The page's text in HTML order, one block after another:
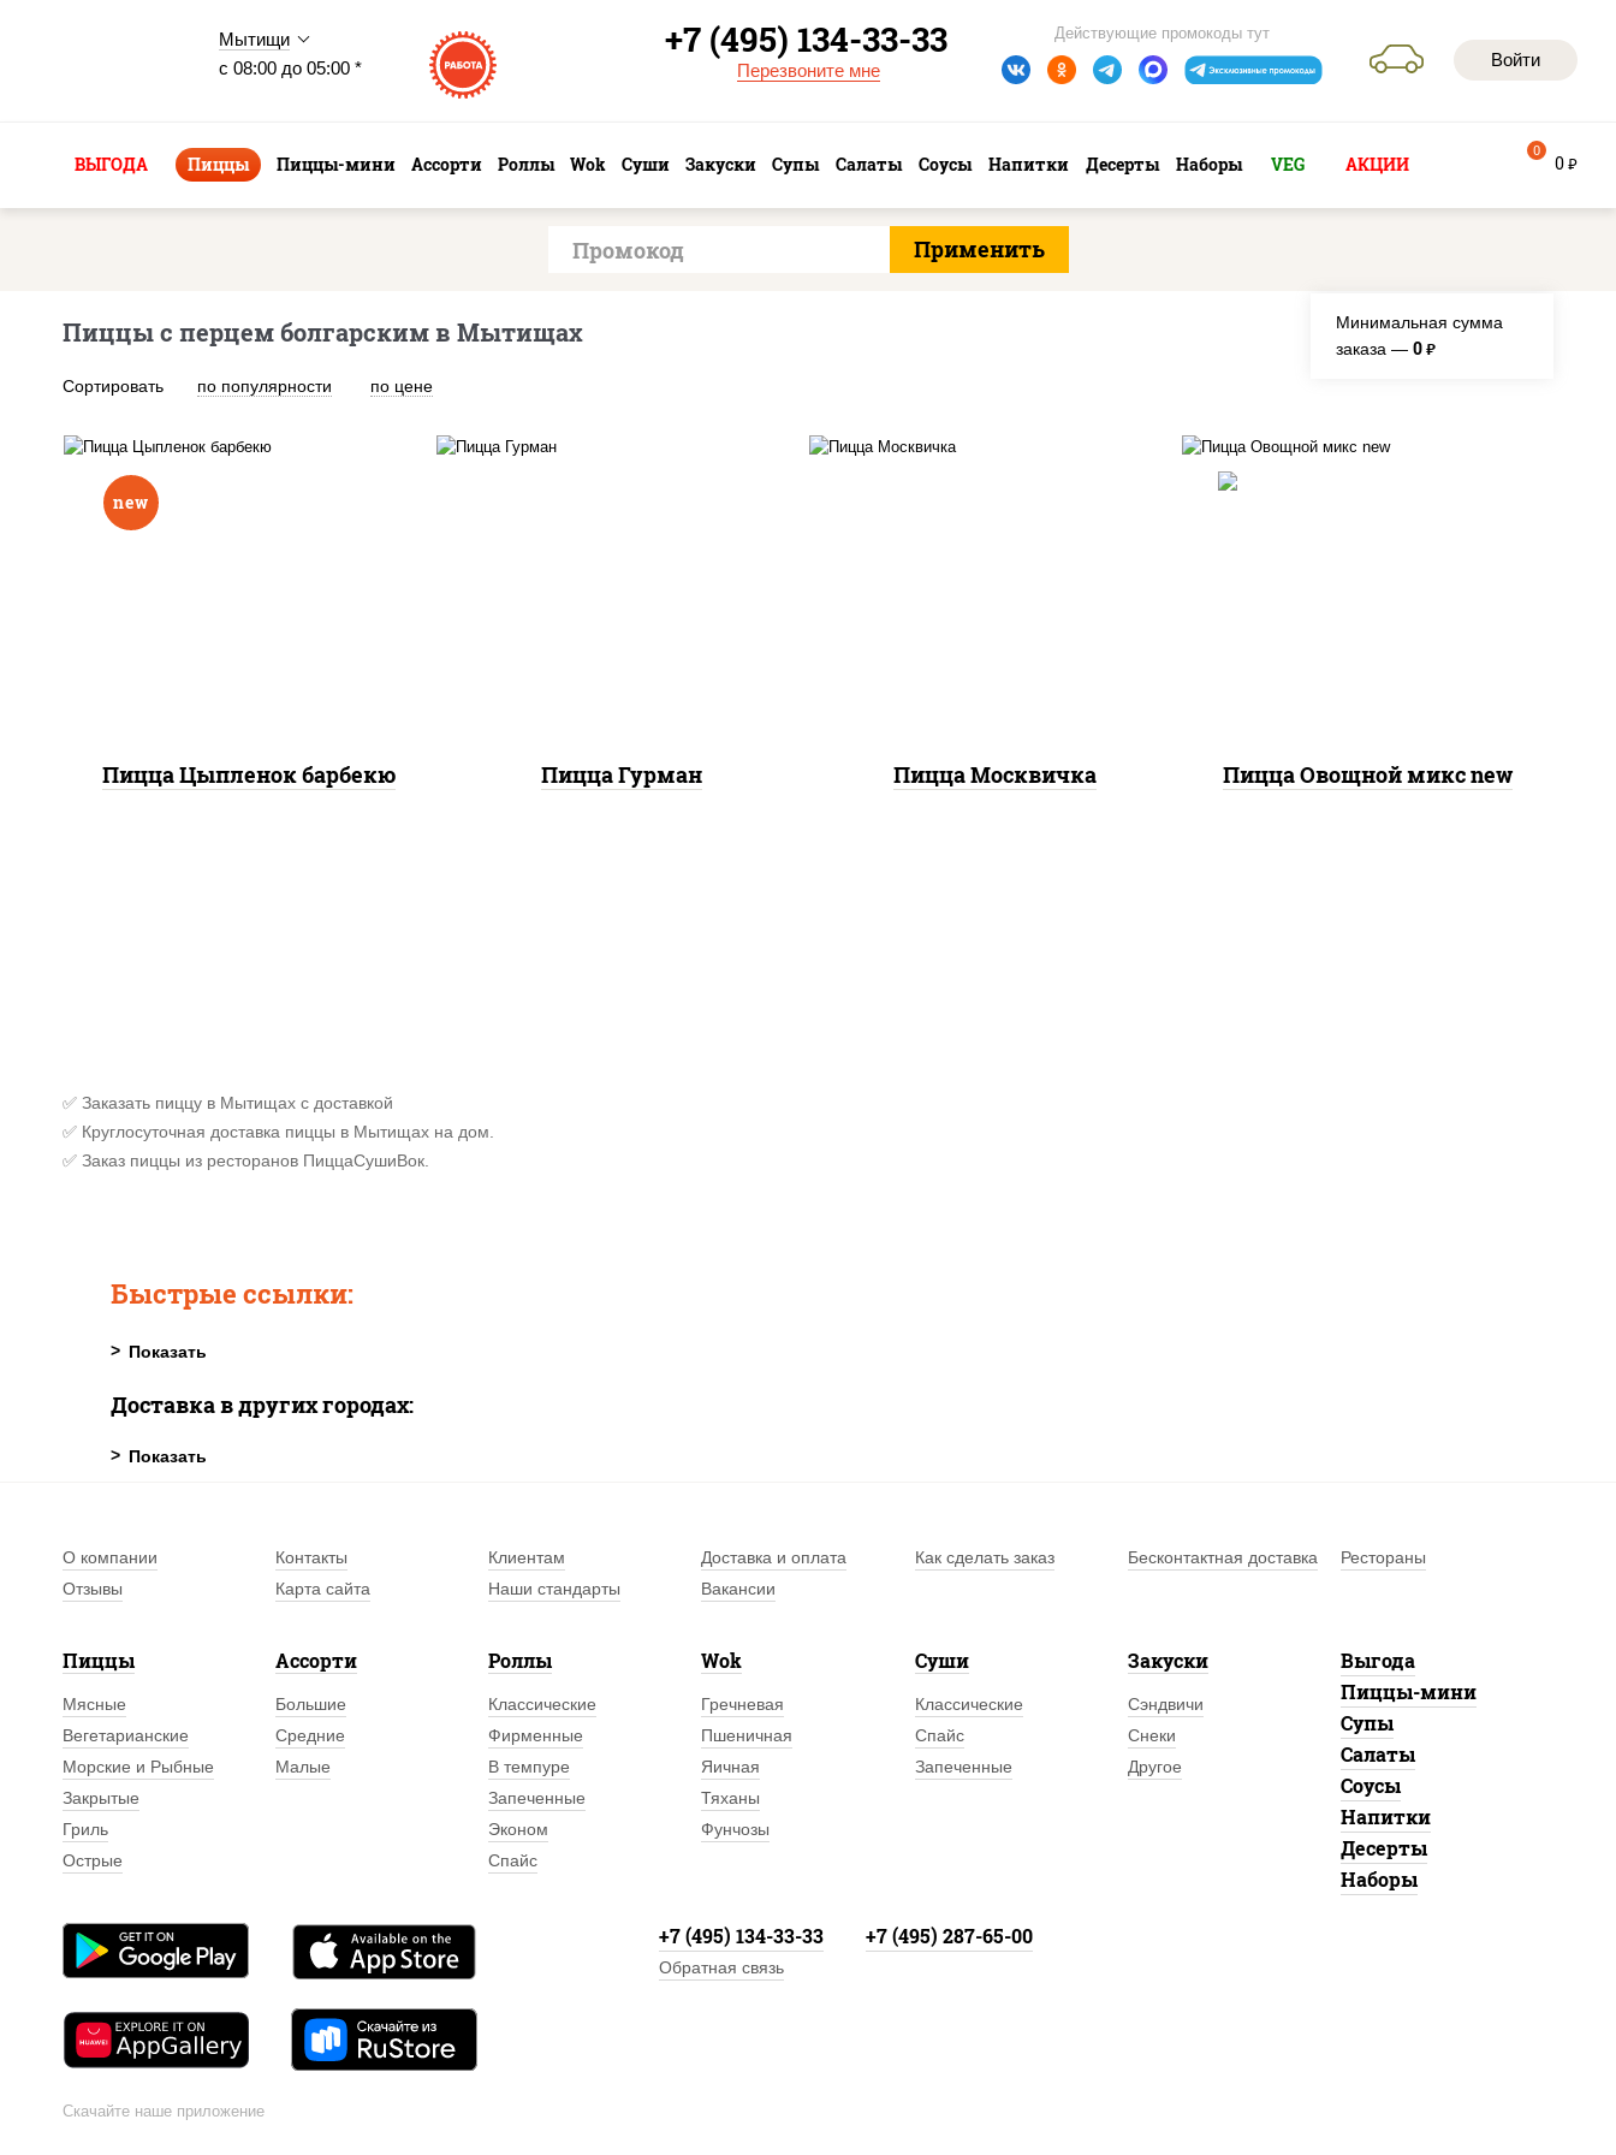
Мытищи
с 08:00 до 05:00 *
Войти
Действующие промокоды тут
+7 (495) 134-33-33
Перезвоните мне
ВЫГОДА Пиццы Пиццы-мини Ассорти Роллы Wok Суши Закуски Супы Салаты Соусы Напитки Десерты Наборы VEG АКЦИИ 0 руб
0
Пиццы с перцем болгарским в Мытищах
Сортировать по популярности по цене
Минимальная сумма
заказа — 0 руб.
new
соус "шеф" (майонез соус
Пицца Цыпленок барбекю Пицца Гурман Пицца Москвичка Пицца Овощной микс new
✅ Заказать пиццу в Мытищах с доставкой
✅ Круглосуточная доставка пиццы в Мытищах на дом.
✅ Заказ пиццы из ресторанов ПиццаСушиВок.
Быстрые ссылки:
Доставка в других городах:
О компании Контакты Клиентам Доставка и оплата Как сделать заказ Бесконтактная доставка
Рестораны
Отзывы
Карта сайта Наши стандарты Вакансии
Пиццы
Мясные
Вегетарианские
Морские и Рыбные
Закрытые
Гриль
Острые
Ассорти
Большие
Средние
Малые
Роллы
Классические
Фирменные
В темпуре
Запеченные
Эконом
Спайс
Wok
Гречневая
Пшеничная
Яичная
Тяханы
Фунчозы
Суши
Классические
Спайс
Запеченные
Закуски
Сэндвичи
Снеки
Другое
Выгода
Пиццы-мини
Супы
Салаты
Соусы
Напитки
Десерты
Наборы
Скачайте наше приложение
+7 (495) 134-33-33 +7 (495) 287-65-00
Обратная связь